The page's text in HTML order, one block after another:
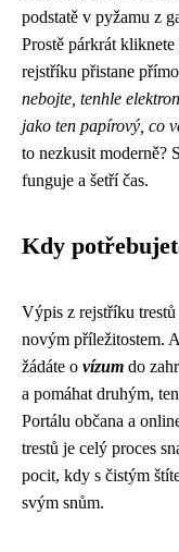
podstatě v pyžamu z
Prostě párkrát
rejstříku přistane
nebojte, tenhle
jako ten papírový, co
to nezkusit moderně?
funguje a šetří čas.
Kdy
Výpis z rejstříku
novým příležitostem.
žádáte o vízum do
a pomáhat druhým,
Portálu občana a
trestů je celý proces
pocit, kdy s čistým
svým snům.